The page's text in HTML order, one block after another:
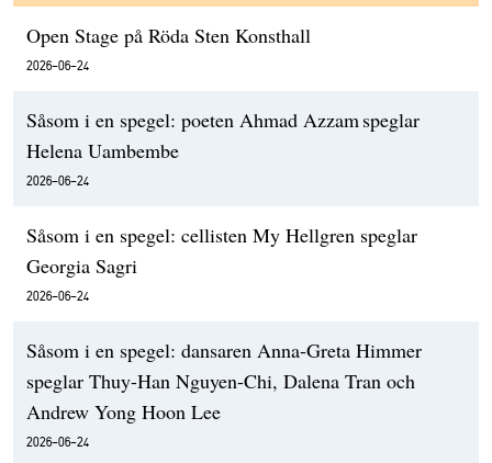
Open Stage på Röda Sten Konsthall
2026-06-24
Såsom i en spegel: poeten Ahmad Azzam speglar
Helena Uambembe
2026-06-24
Såsom i en spegel: cellisten My Hellgren speglar
Georgia Sagri
2026-06-24
Såsom i en spegel: dansaren Anna-Greta Himmer
speglar Thuy-Han Nguyen-Chi, Dalena Tran och
Andrew Yong Hoon Lee
2026-06-24